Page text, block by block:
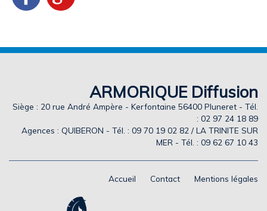
ARMORIQUE Diffusion
Siège : 20 rue André Ampère - Kerfontaine 56400 Pluneret - Tél.
: 02 97 24 18 89
Agences : QUIBERON - Tél. : 09 70 19 02 82 / LA TRINITE SUR
MER - Tél. : 09 62 67 10 43
Accueil Contact Mentions légales